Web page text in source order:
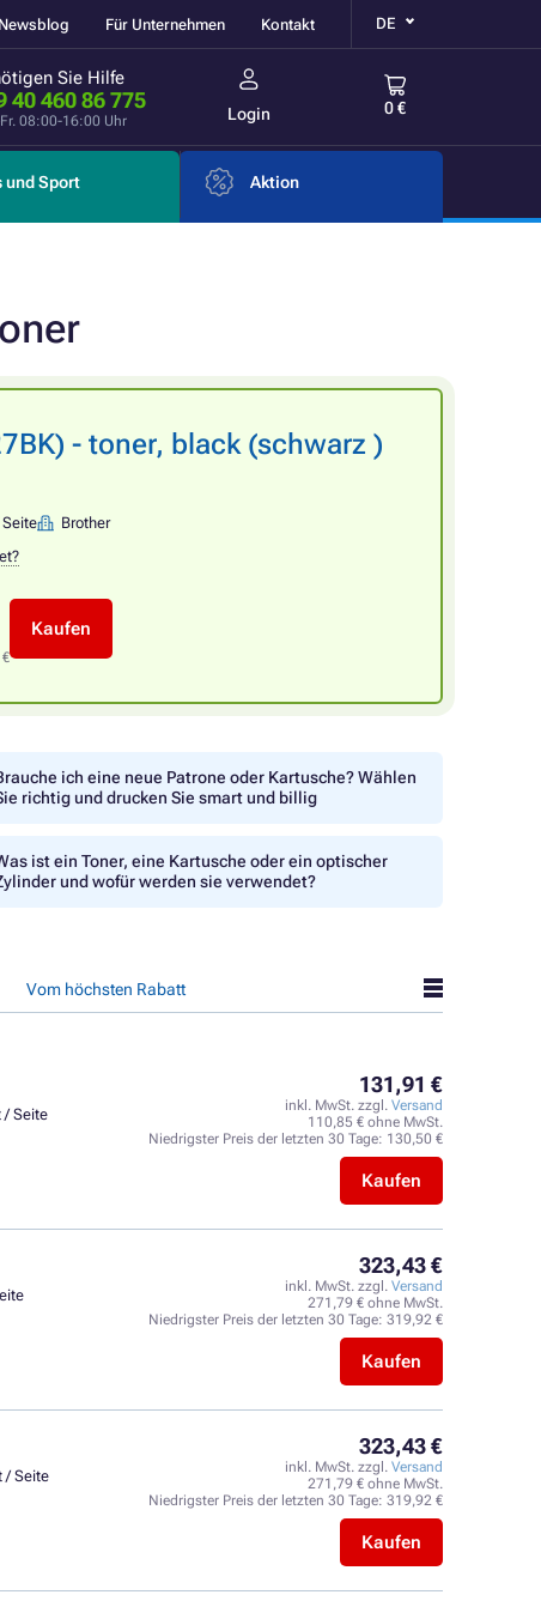
Newsblog Für Unternehmen Kontakt DE
Sie Hilfe
40 460 86 775
08:00-16:00 Uhr Login 0 €
und Sport Aktion
- toner, black (schwarz )
Seite
Brother
Kaufen
ich eine neue Patrone oder Kartusche? Wählen
richtig und drucken Sie smart und billig
ist ein Toner, eine Kartusche oder ein optischer
und wofür werden sie verwendet?
Vom höchsten Rabatt
/ Seite
131,91 €
inkl. MwSt. zzgl. Versand
110,85 € ohne MwSt.
Niedrigster Preis der letzten 30 Tage: 130,50 €
Kaufen
323,43 €
inkl. MwSt. zzgl. Versand
271,79 € ohne MwSt.
Niedrigster Preis der letzten 30 Tage: 319,92 €
Kaufen
/ Seite
323,43 €
inkl. MwSt. zzgl. Versand
271,79 € ohne MwSt.
Niedrigster Preis der letzten 30 Tage: 319,92 €
Kaufen